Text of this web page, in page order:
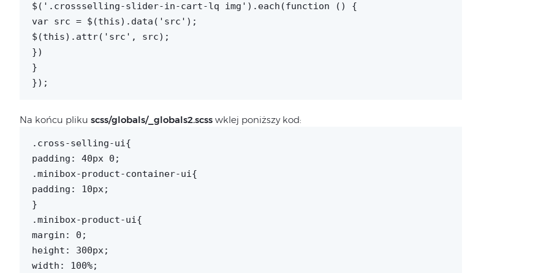
$('.crossselling-slider-in-cart-lq img').each(function () {
var src = $(this).data('src');
$(this).attr('src', src);
})
}
});
Na końcu pliku scss/globals/_globals2.scsswklej poniższy kod:
.cross-selling-ui{
padding: 40px 0;
.minibox-product-container-ui{
padding: 10px;
}
.minibox-product-ui{
margin: 0;
height: 300px;
width: 100%;